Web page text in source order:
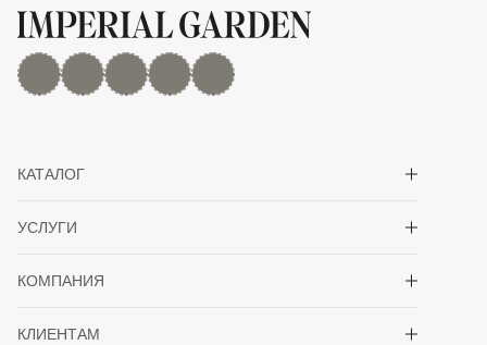
MAX Дзен YouTuberutubeTelegram
КАТАЛОГ
УСЛУГИ
КОМПАНИЯ
КЛИЕНТАМ